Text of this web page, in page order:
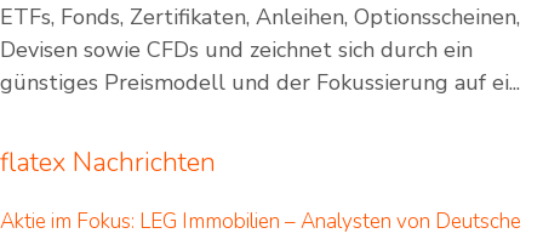
ETFs, Fonds, Zertifikaten, Anleihen, Optionsscheinen,
Devisen sowie CFDs und zeichnet sich durch ein
günstiges Preismodell und der Fokussierung auf ei...
flatex Nachrichten
Aktie im Fokus: LEG Immobilien – Analysten von Deutsche